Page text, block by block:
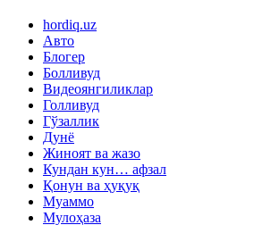
hordiq.uz
Авто
Блогер
Болливуд
Видеоянгиликлар
Голливуд
Гўзаллик
Дунё
Жиноят ва жазо
Кундан кун… афзал
Қонун ва ҳуқуқ
Муаммо
Мулоҳаза